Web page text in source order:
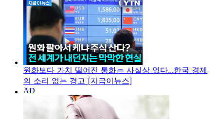
원화보다 가치 떨어진 통화는 사실상 없다...한국 경제
의 소리 없는 경고 [지금이뉴스]